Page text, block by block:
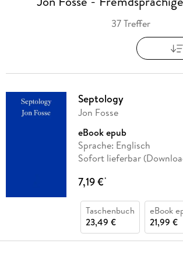
37 Treffer
Septology
Jon Fosse
eBook epub
Sprache: Englisch
Sofort lieferbar
7,19 €*
Taschenbuch
23,49 €
eBook
21,99 €